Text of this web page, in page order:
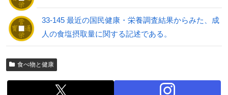
33-145 最近の国民健康・栄養調査結果からみた、成
人の食塩摂取量に関する記述である。
食べ物と健康